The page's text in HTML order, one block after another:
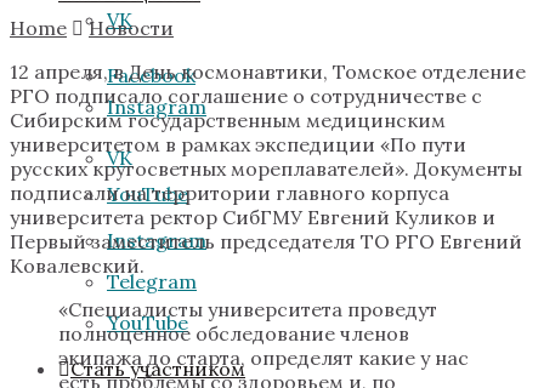
VK
Instagram
YouTube
Telegram
Стать участником
Facebook
VK
Instagram
YouTube
Home
Новости
12 апреля, в День космонавтики, Томское отделение
РГО подписало соглашение о сотрудничестве с
Сибирским государственным медицинским
университетом в рамках экспедиции «По пути
русских кругосветных мореплавателей». Документы
подписали на территории главного корпуса
университета ректор СибГМУ Евгений Куликов и
Первый заместитель председателя ТО РГО Евгений
Ковалевский.
«Специалисты университета проведут
полноценное обследование членов
экипажа до старта, определят какие у нас
есть проблемы со здоровьем и, по